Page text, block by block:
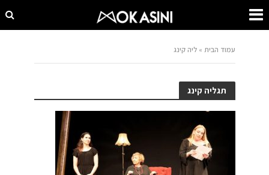
עמוד הבית »ליה קינג
תגליה קינג